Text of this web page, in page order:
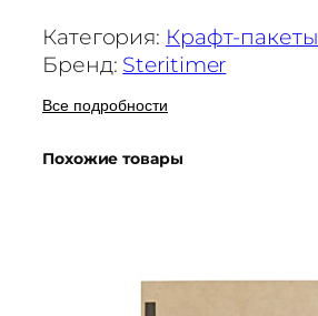
т
д
я
т
Категория: Крафт-пакеты
Бренд: Steritimer
Все подробности
Похожие товары